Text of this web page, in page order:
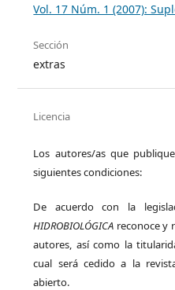
Vol. 17 Núm. 1 (2007):
Sección
extras
Licencia
Los autores/as que
siguientes condiciones:
De acuerdo con la
HIDROBIOLÓGICA reconoce y
autores, así como la
cual será cedido a la
abierto.